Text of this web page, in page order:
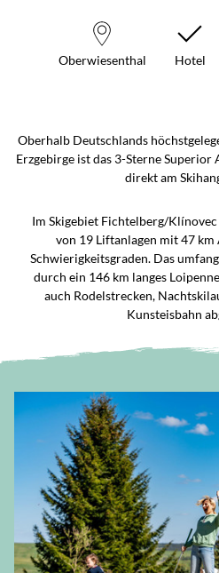
Oberwiesenthal Hotel
Oberhalb Deutschlands
Erzgebirge ist das 3-Sterne
direkt am
Im Skigebiet Fichtelberg/Klínovec
von 19 Liftanlagen mit 47
Schwierigkeitsgraden. Das
durch ein 146 km langes
auch Rodelstrecken,
Kunsteisbahn